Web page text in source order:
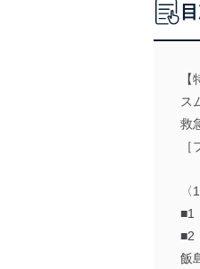
【
ス
救
■1
■2
飯